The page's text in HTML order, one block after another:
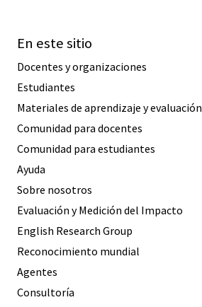
En este sitio
Docentes y organizaciones
Estudiantes
Materiales de aprendizaje y evaluación
Comunidad para docentes
Comunidad para estudiantes
Ayuda
Sobre nosotros
Evaluación y Medición del Impacto
English Research Group
Reconocimiento mundial
Agentes
Consultoría